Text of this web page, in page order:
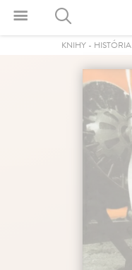
KNIHY - HISTÓRIA